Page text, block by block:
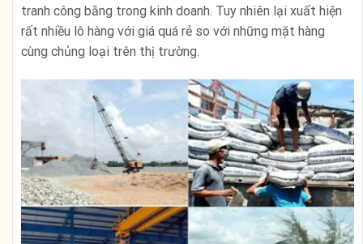
tranh công bằng trong kinh doanh. Tuy nhiên lại xuất hiện
rất nhiều lô hàng với giá quá rẻ so với những mặt hàng
cùng chủng loại trên thị trường.